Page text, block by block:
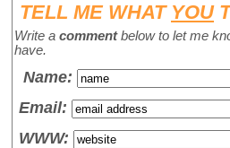
TELL ME WHAT YOU
Write a commentbelow to let me
have.
Name:
Email:
WWW: